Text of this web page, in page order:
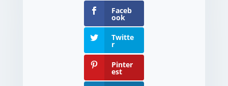
Faceb
ook
Twitte
r
Pinter
est